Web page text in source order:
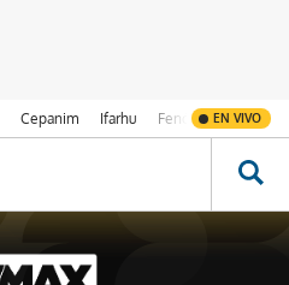
Cepanim Ifarhu Fenómeno de El
EN VIVO